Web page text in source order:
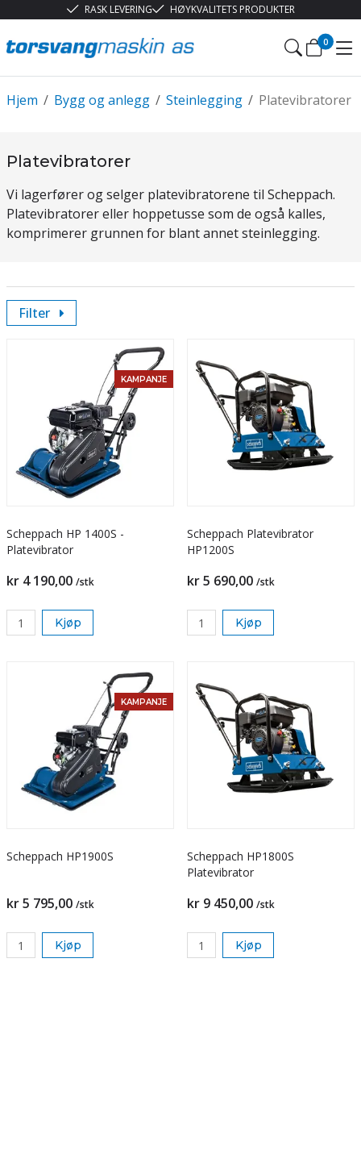
RASK LEVERING HØYKVALITETS PRODUKTER
0
/
Hjem /
Bygg og anlegg /
Steinlegging Platevibratorer
Platevibratorer
Vi lagerfører og selger platevibratorene til Scheppach.
Platevibratorer eller hoppetusse som de også kalles,
komprimerer grunnen for blant annet steinlegging.
Filter
KAMPANJE
Scheppach HP 1400S -
Platevibrator
kr 4 190,00 /stk
Kjøp
Scheppach Platevibrator
HP1200S
kr 5 690,00 /stk
Kjøp
KAMPANJE
Scheppach HP1900S
kr 5 795,00 /stk
Kjøp
Scheppach HP1800S
Platevibrator
kr 9 450,00 /stk
Kjøp